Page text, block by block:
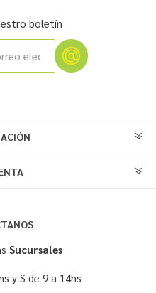
boletín
Sucursales
y S de 9 a 14hs